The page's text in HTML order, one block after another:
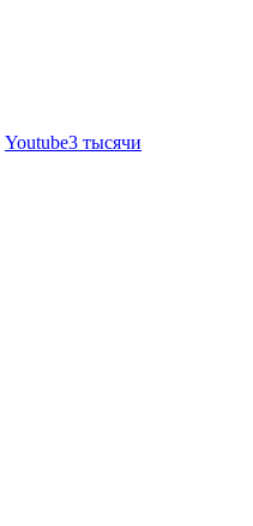
Youtube3 тысячи